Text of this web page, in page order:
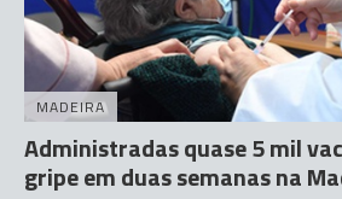
MADEIRA
Administradas quase 5 mil
gripe em duas semanas na